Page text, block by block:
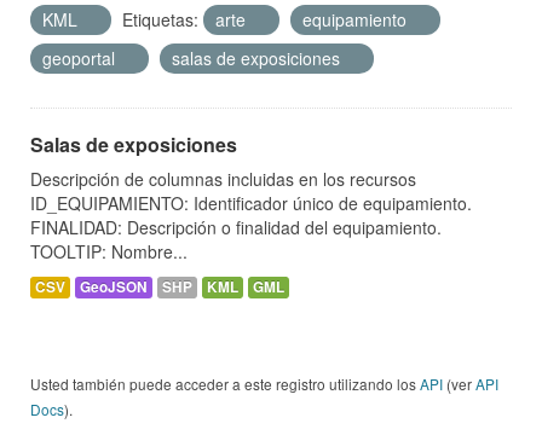
KML
Etiquetas: arte
equipamiento
geoportal
salas de exposiciones
Salas de exposiciones
Descripción de columnas incluidas en los recursos
ID_EQUIPAMIENTO: Identificador único de equipamiento.
FINALIDAD: Descripción o finalidad del equipamiento.
TOOLTIP: Nombre...
CSV GeoJSON SHP KML GML
Usted también puede acceder a este registro utilizando losAPI (verAPI
Docs).